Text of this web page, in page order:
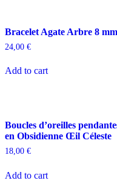
Bracelet Agate Arbre 8 mm
24,00 €
Add to cart
Boucles d’oreilles
en Obsidienne Œil Céleste
18,00 €
Add to cart